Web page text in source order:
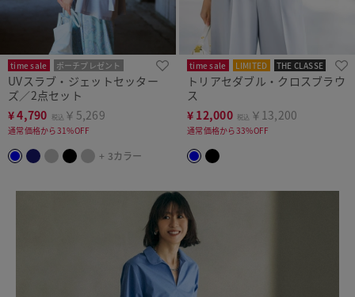
time sale
ポーチプレゼント
洗濯機可
UVスラブ・ジェットセッター
ズ／2点セット
¥4,790 税込 ￥5,269
通常価格から31%OFF
+ 3カラー
time sale LIMITED THE CLASSE
トリアセダブル・クロスブラウ
ス
¥ 12,000 税込 ￥13,200
通常価格から33%OFF